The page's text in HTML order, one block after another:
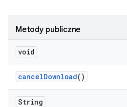
Metody publiczne
void
cancelDownload()
String